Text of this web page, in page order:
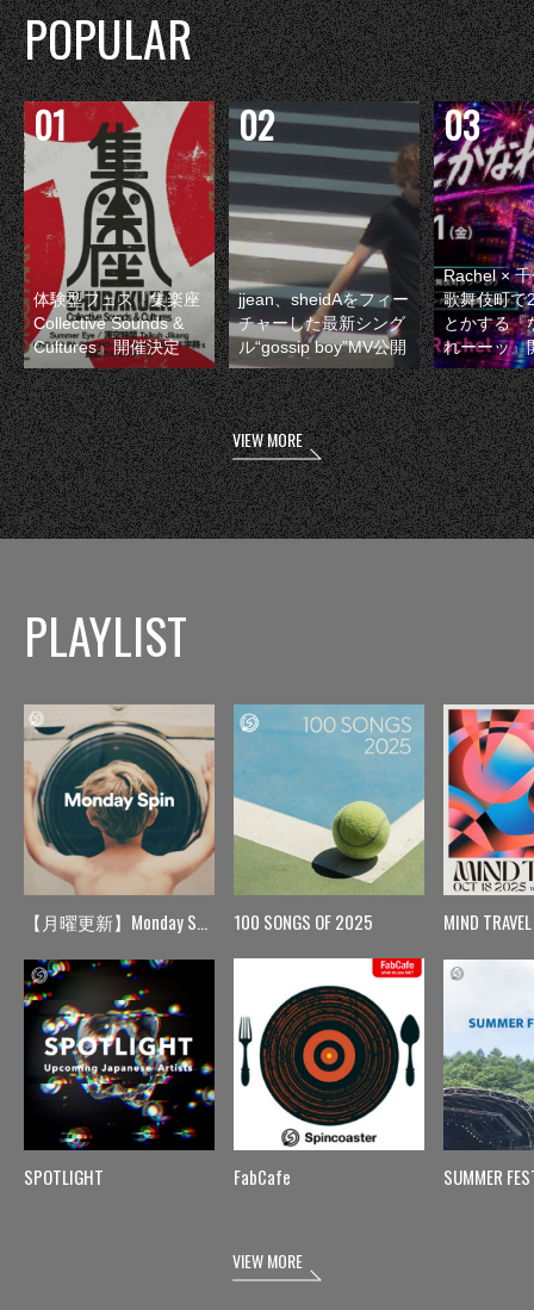
POPULAR
体験型フェス『集楽座
Collective Sounds &
Cultures』開催決定
jjean、sheidAをフィー
チャーした最新シング
ル“gossip boy”MV公開
Rachel ×
歌舞伎町で
とかする『
れーーッ』
VIEW MORE
PLAYLIST
【月曜更新】Monday Spin
SPOTLIGHT
100 SONGS OF 2025
FabCafe
MIND TRAVEL
SUMMER
VIEW MORE